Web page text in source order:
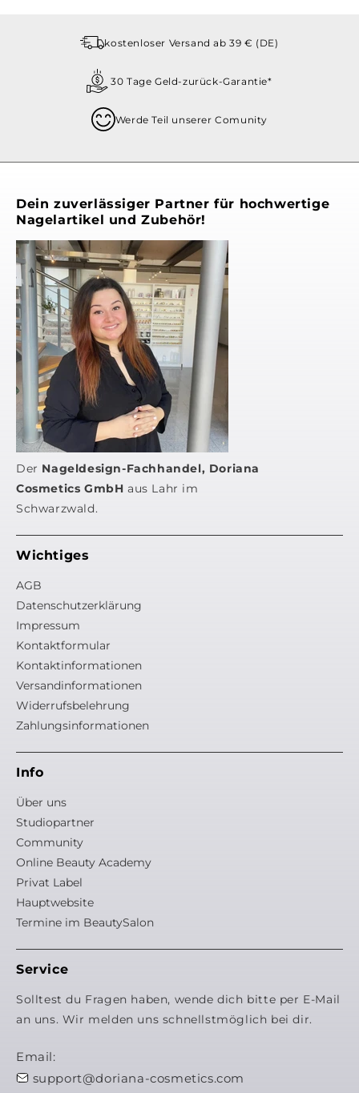
kostenloser Versand ab 39 € (DE)
30 Tage Geld-zurück-Garantie*
Werde Teil unserer Comunity
Dein zuverlässiger Partner für hochwertige
Nagelartikel und Zubehör!
Der Nageldesign-Fachhandel, Doriana
Cosmetics GmbH aus Lahr im
Schwarzwald.
Wichtiges
AGB
Datenschutzerklärung
Impressum
Kontaktformular
Kontaktinformationen
Versandinformationen
Widerrufsbelehrung
Zahlungsinformationen
Info
Über uns
Studiopartner
Community
Online Beauty Academy
Privat Label
Hauptwebsite
Termine im BeautySalon
Service
Solltest du Fragen haben, wende dich bitte per E-Mail
an uns. Wir melden uns schnellstmöglich bei dir.
Email:
support@doriana-cosmetics.com